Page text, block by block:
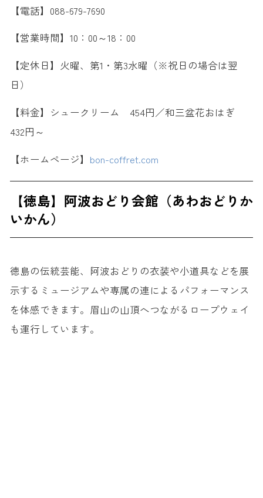
【電話】088-679-7690
【営業時間】10：00～18：00
【定休日】火曜、第1・第3水曜（※祝日の場合は翌
日）
【料金】シュークリーム 454円／和三盆花おはぎ
432円～
【ホームページ】 bon-coffret.com
【徳島】阿波おどり会館（あわおどりか
いかん）
徳島の伝統芸能、阿波おどりの衣装や小道具などを展
示するミュージアムや専属の連によるパフォーマンス
を体感できます。眉山の山頂へつながるロープウェイ
も運行しています。